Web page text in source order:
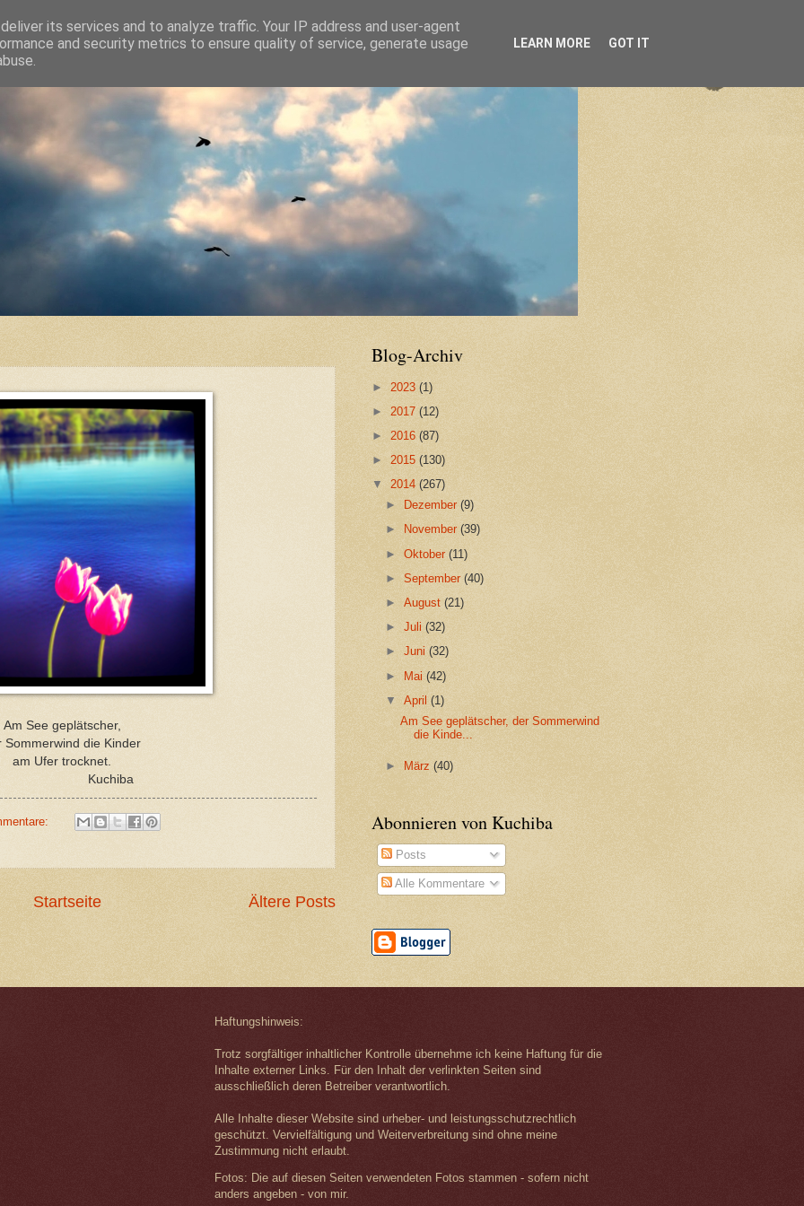
Am See geplätscher,
Sommerwind die Kinder
am Ufer trocknet.
Ältere Posts
Startseite
Blog-Archiv
► 2023 (1)
► 2017 (12)
► 2016 (87)
► 2015 (130)
▼ 2014 (267)
►
Dezember(9)
►
November(39)
►Oktober(11)
►September(40)
►August(21)
►Juli(32)
►Juni(32)
► Mai(42)
▼April(1)
Am See geplätscher, der Sommerwind
die Kinde...
► März(40)
Abonnieren von Kuchiba
Posts
Alle Kommentare
Haftungshinweis:
Trotz sorgfältiger inhaltlicher Kontrolle übernehme ich keine Haftung für die
Inhalte externer Links. Für den Inhalt der verlinkten Seiten sind
ausschließlich deren Betreiber verantwortlich.
Alle Inhalte dieser Website sind urheber- und leistungsschutzrechtlich
geschützt. Vervielfältigung und Weiterverbreitung sind ohne meine
Zustimmung nicht erlaubt.
Fotos: Die auf diesen Seiten verwendeten Fotos stammen - sofern nicht
anders angeben - von mir.
its services and to analyze traffic. Your IP address and user-agent
and security metrics to ensure quality of service, generate usage
LEARN MORE GOT IT